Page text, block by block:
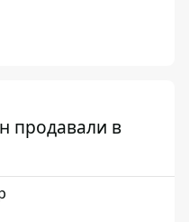
продавали в